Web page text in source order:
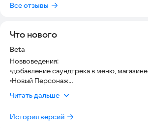
Все отзывы
Что нового
Версия:
Beta
Новвоведения:
•добавление саундтрека в меню, магазине и бою
•Новый Персонаж
•украшения
•переделка кодов
Читать дальше
История версий